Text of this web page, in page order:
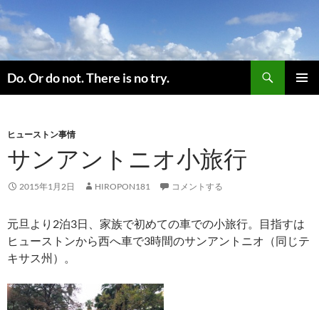
コ
ン
テ
ン
ツ
へ
プ
Do. Or do not. There is no try.
索
ヒューストン事情
サンアントニオ小旅行
2015年1月2日 HIROPON181 コメントする
元旦より2泊3日、家族で初めての車での小旅行。目指すは
ヒューストンから西へ車で3時間のサンアントニオ（同じテ
キサス州）。